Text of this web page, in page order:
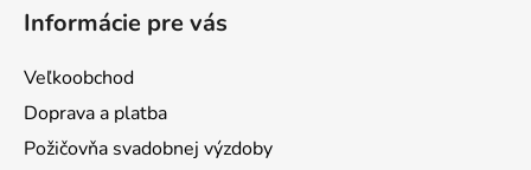
Informácie pre vás
Veľkoobchod
Doprava a platba
Požičovňa svadobnej výzdoby